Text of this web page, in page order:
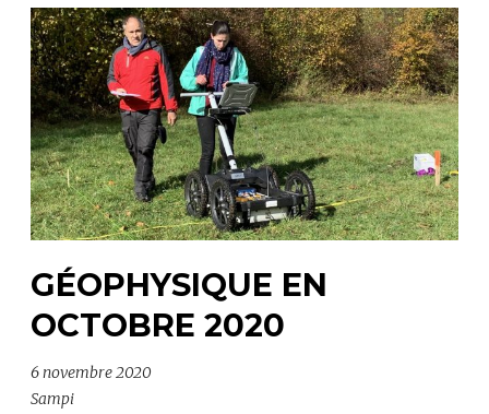
GÉOPHYSIQUE EN
OCTOBRE 2020
6 novembre 2020
Sampi